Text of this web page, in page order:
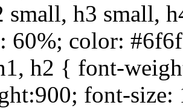
small, h3 small,
60%; color:
h2 { font-
font-